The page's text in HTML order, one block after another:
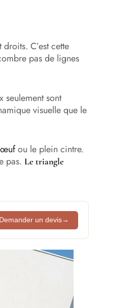
C’est cette
pas de lignes
seulement sont
visuelle que le
ou le plein cintre.
pas. Le triangle
Demander un devis→